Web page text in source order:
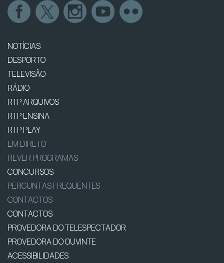
NOTÍCIAS
DESPORTO
TELEVISÃO
RÁDIO
RTP ARQUIVOS
RTP ENSINA
RTP PLAY
EM DIRETO
REVER PROGRAMAS
CONCURSOS
PERGUNTAS FREQUENTES
CONTACTOS
CONTACTOS
PROVEDORA DO TELESPECTADOR
PROVEDORA DO OUVINTE
ACESSIBILIDADES